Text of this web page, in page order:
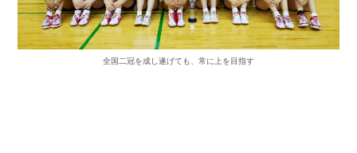
全国二冠を成し遂げても、常に上を目指す